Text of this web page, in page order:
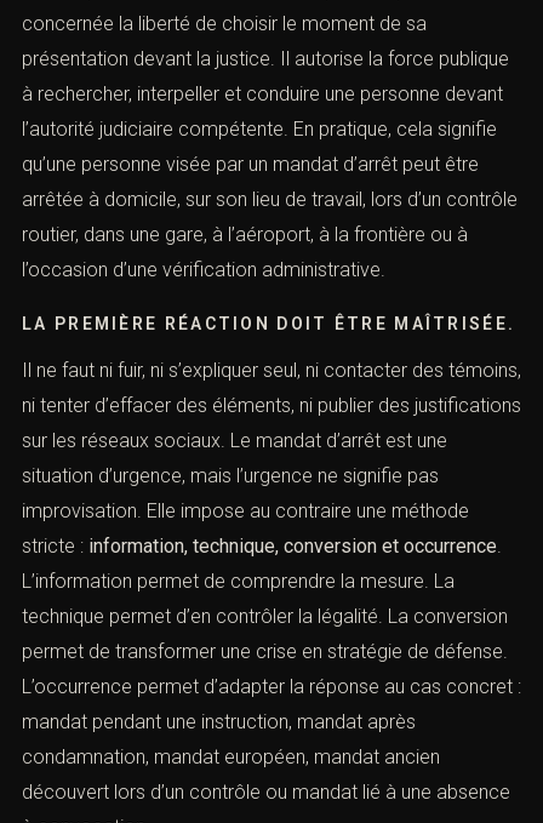
concernée la liberté de choisir le moment de sa
présentation devant la justice. Il autorise la force
publique à rechercher, interpeller et conduire une
personne devant l’autorité judiciaire compétente. En
pratique, cela signifie qu’une personne visée par un
mandat d’arrêt peut être arrêtée à domicile, sur son lieu
de travail, lors d’un contrôle routier, dans une gare, à
l’aéroport, à la frontière ou à l’occasion d’une vérification
MAÎTRISÉE.
Il ne faut ni fuir, ni s’expliquer seul, ni contacter des
justifications sur les réseaux sociaux. Le mandat d’arrêt
est une situation d’urgence, mais l’urgence ne signifie
pas improvisation. Elle impose au contraire une
méthode stricte :
information, technique, conversion et
occurrence
. L’information permet de comprendre la
mesure. La technique permet d’en contrôler la légalité.
La conversion permet de transformer une crise en
stratégie de défense. L’occurrence permet d’adapter la
réponse au cas concret : mandat pendant une